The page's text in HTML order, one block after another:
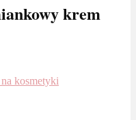
krem
kosmetyki